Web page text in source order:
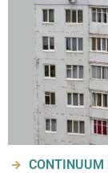
CONTINUUM